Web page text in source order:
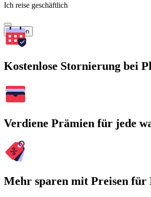
Ich reise geschäftlich
Suchen
Kostenlose Stornierung bei
Verdiene Prämien für jede
Mehr sparen mit Preisen